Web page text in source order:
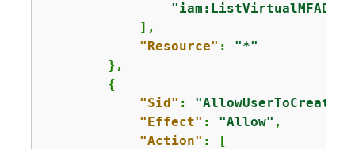
            ],
"Resource" : "*"
        },
{
"Sid" :
"Effect" : "Allow" ,
"Action" : [